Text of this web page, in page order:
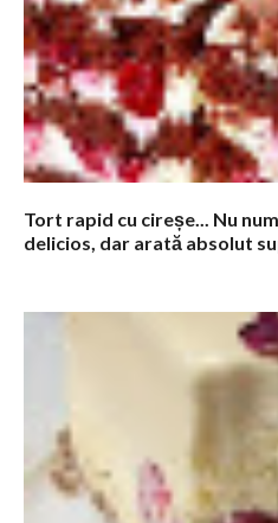
Tort rapid cu cireșe... Nu
delicios, dar arată absolut